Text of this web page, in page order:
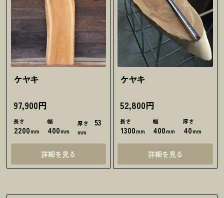
ケヤキ
97,900円
長さ
2200mm
幅
400mm
厚さ 53
mm
詳細を見る
ケヤキ
52,800円
長さ
1300mm
幅
400mm
厚さ
40mm
詳細を見る